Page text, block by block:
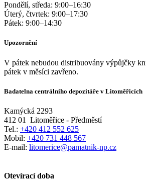
Pondělí, středa: 9:00–16:30
Úterý, čtvrtek: 9:00–17:30
Pátek: 9:00–14:30
Upozornění
V pátek nebudou distribuovány výpůjčky
pátek v měsíci zavřeno.
Badatelna centrálního depozitáře v Litoměřicích
Kamýcká 2293
412 01
Litoměřice - Předměstí
Tel.: +420 412 552 625
Mobil: +420 731 448 567
E-mail: litomerice@pamatnik-np.cz
Otevírací doba